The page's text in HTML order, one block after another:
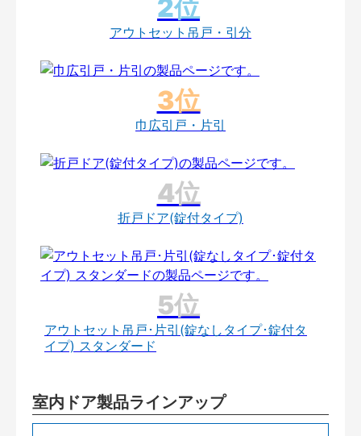
アウトセット吊戸・引分
巾広引戸・片引
折戸ドア(錠付タイプ)
アウトセット吊戸･片引(錠なしタイプ･錠付タ
イプ) スタンダード
室内ドア製品ラインアップ